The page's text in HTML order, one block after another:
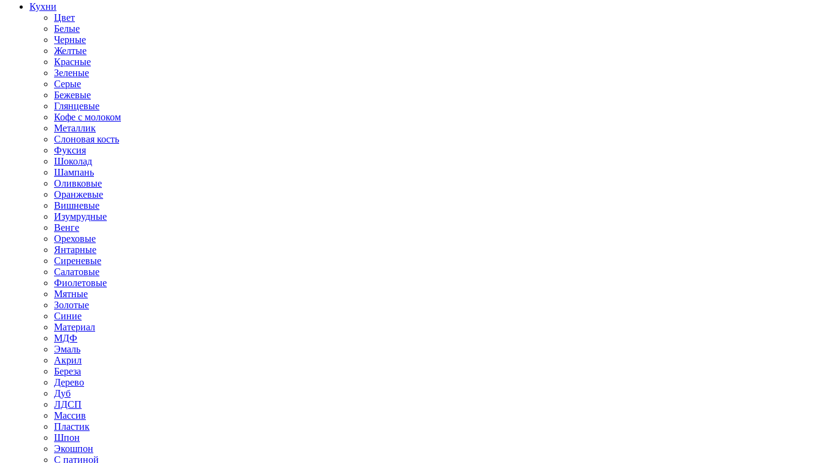
Кухни
Цвет
Белые
Черные
Желтые
Красные
Зеленые
Серые
Бежевые
Глянцевые
Кофе с молоком
Металлик
Слоновая кость
Фуксия
Шоколад
Шампань
Оливковые
Оранжевые
Вишневые
Изумрудные
Венге
Ореховые
Янтарные
Сиреневые
Салатовые
Фиолетовые
Мятные
Золотые
Синие
Материал
МДФ
Эмаль
Акрил
Береза
Дерево
Дуб
ЛДСП
Массив
Пластик
Шпон
Экошпон
С патиной